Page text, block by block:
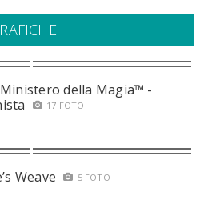
della Magia™ -
17 FOTO
Weave 5 FOTO